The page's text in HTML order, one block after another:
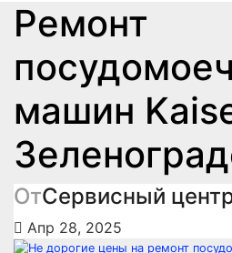
Ремонт
машин
ОтСервисный
Апр 28, 2025